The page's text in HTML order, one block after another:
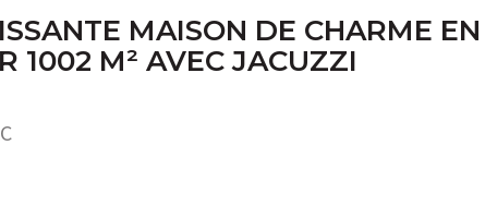
MAISON DE CHARME EN
1002 M² AVEC JACUZZI